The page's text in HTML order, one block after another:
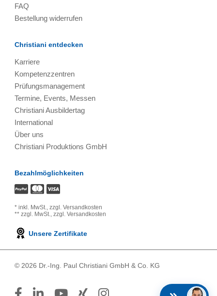
FAQ
Bestellung widerrufen
Christiani entdecken
Karriere
Kompetenzzentren
Prüfungsmanagement
Termine, Events, Messen
Christiani Ausbildertag
International
Über uns
Christiani Produktions GmbH
Bezahlmöglichkeiten
* inkl. MwSt., zzgl. Versandkosten
** zzgl. MwSt., zzgl. Versandkosten
Unsere Zertifikate
© 2026 Dr.-Ing. Paul Christiani GmbH & Co. KG